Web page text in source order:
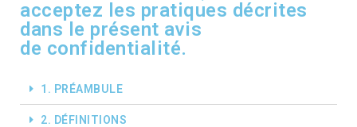
acceptez les pratiques décrites
dans le présent avis
de confidentialité.
1. PRÉAMBULE
2. DÉFINITIONS